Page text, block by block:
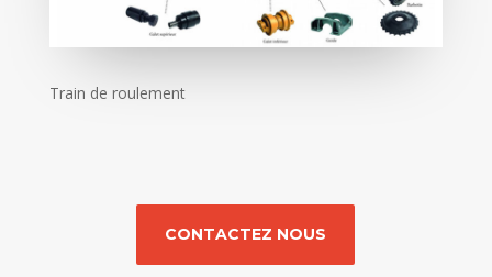
Train de roulement
CONTACTEZ NOUS